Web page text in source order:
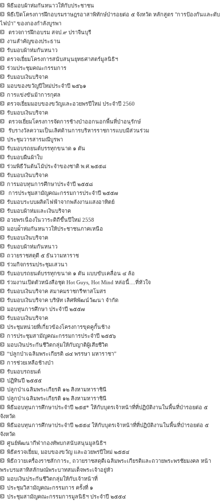
พิธีมอบผ้าห่มกันหนาวให้กับประชาชน
พิธีเปิดโครงการฝึกอบรมราษฎรอาสาพิทักษ์ป่ารอยต่อ ๕ จังหวัด หลักสูตร "การป้องกันและดับ
ไฟป่า" ของกองกำลังบูรพา
ตรวจการฝึกอบรม สจป.๙ ปราจีนบุรี
งานสำคัญของประธาน
รับมอบผ้าห่มกันหนาว
ตรวจเยี่ยมโครงการสนับสนุนยุทธศาสตร์มูลนิธิฯ
ร่วมประชุมคณะกรรมการ
รับมอบเงินบริจาค
มอบของขวัญปีใหม่ประจำปี ๒๕๖๑
การแข่งขันม้าการกุศล
ตรวจเยี่ยมมอบของขวัญและอวยพรปีใหม่ ประจำปี 2560
รับมอบเงินบริจาค
ตรวจเยี่ยมโครงการจัดการช้างป่าออกนอกพื้นที่ป่าอนุรักษ์
รับรางวัลความเป็นเลิศด้านการบริหารราชการแบบมีส่วนร่วม
ประชุมวารสารมณีบูรพา
รับมอบรถยนต์บรรทุกขนาด ๑ ตัน
รับมอบผืนผ้าใบ
ร่วมพิธีวันต้นไม้ประจำของชาติ พ.ศ.๒๕๕๘
รับมอบเงินบริจาค
การมอบทุนการศึกษาประจำปี ๒๕๕๘
การประชุมสามัญคณะกรรมการประจำปี ๒๕๕๗
รับมอบระบบผลิตไฟฟ้าจากพลังงานแสงอาทิตย์
รับมอบผ้าห่มและเงินบริจาค
อวยพรเนื่องในวาระดิถีขึ้นปีใหม่ 2558
มอบผ่้าห่มกันหนาวให้ประชาชนภาคเหนือ
รับมอบเงินบริจาค
รับมอบผ้าห่มกันหนาว
ถวายราชสดุดี ๕ ธันวามหาราช
ร่วมกิจกรรมประชุมเสวนา
รับมอบรถยนต์บรรทุกขนาด ๑ ตัน แบบขับเคลื่อน ๔ ล้อ
ร่วมงานเปิดตัวหนังสือชุด Hot Guys, Hot Mind หล่อนี้....ที่หัวใจ
รับมอบเงินบริจาค สมาคมราชกรีฑาสโมสร
รับมอบเงินบริจาค บริษัท เลิศพิพัฒน์วัฒนา จำกัด
มอบทุนการศึกษา ประจำปี ๒๕๕๗
รับมอบเงินบริจาค
ประชุมหน่วยที่เกี่ยวข้องโครงการขุดคูกั้นช้าง
การประชุมสามัญคณะกรรมการประจำปี ๒๕๕๖
มอบเงินประกันชีวิตกลุ่มให้กับญาติผู้เสียชีวิต
“ปลูกป่าเฉลิมพระเกียรติ ๘๔ พรรษา มหาราชา”
การช่วยเหลือช้างป่า
รับมอบรถยนต์
ปฏิทินปี ๒๕๕๕
ปลูกป่าเฉลิมพระเกียรติ ๑๒ สิงหามหาราชินี
ปลูกป่าเฉลิมพระเกียรติ ๑๒ สิงหามหาราชินี
พิธีมอบทุนการศึกษาประจำปี ๒๕๕* ให้กับบุตรเจ้าหน้าที่ที่ปฏิบัติงานในพื้นที่ป่ารอยต่อ ๕
จังหวัด
พิธีมอบทุนการศึกษาประจำปี ๒๕๕๔ ให้กับบุตรเจ้าหน้าที่ที่ปฏิบัติงานในพื้นที่ป่ารอยต่อ ๕
จังหวัด
ศูนย์พัฒนากีฬากองทัพบกสนับสนุนมูลนิธิฯ
พิธีตรวจเยี่ยม, มอบของขวัญ และอวยพรปีใหม่ ๒๕๕๔
พิธีถวายเครื่องราชสักการะ, ถวายราชสดุดีเฉลิมพระเกียรติและถวายพระพรชัยมงคล หน้า
พระบรมสาทิสลักษณ์พระบาทสมเด็จพระเจ้าอยู่หัว
มอบเงินประกันชีวิตกลุ่มให้กับเจ้าหน้าที่
ประชุมวิสามัญคณะกรรมการ ครั้งที่ ๑
ประชุมสามัญคณะกรรมการมูลนิธิฯ ประจำปี ๒๕๕๔